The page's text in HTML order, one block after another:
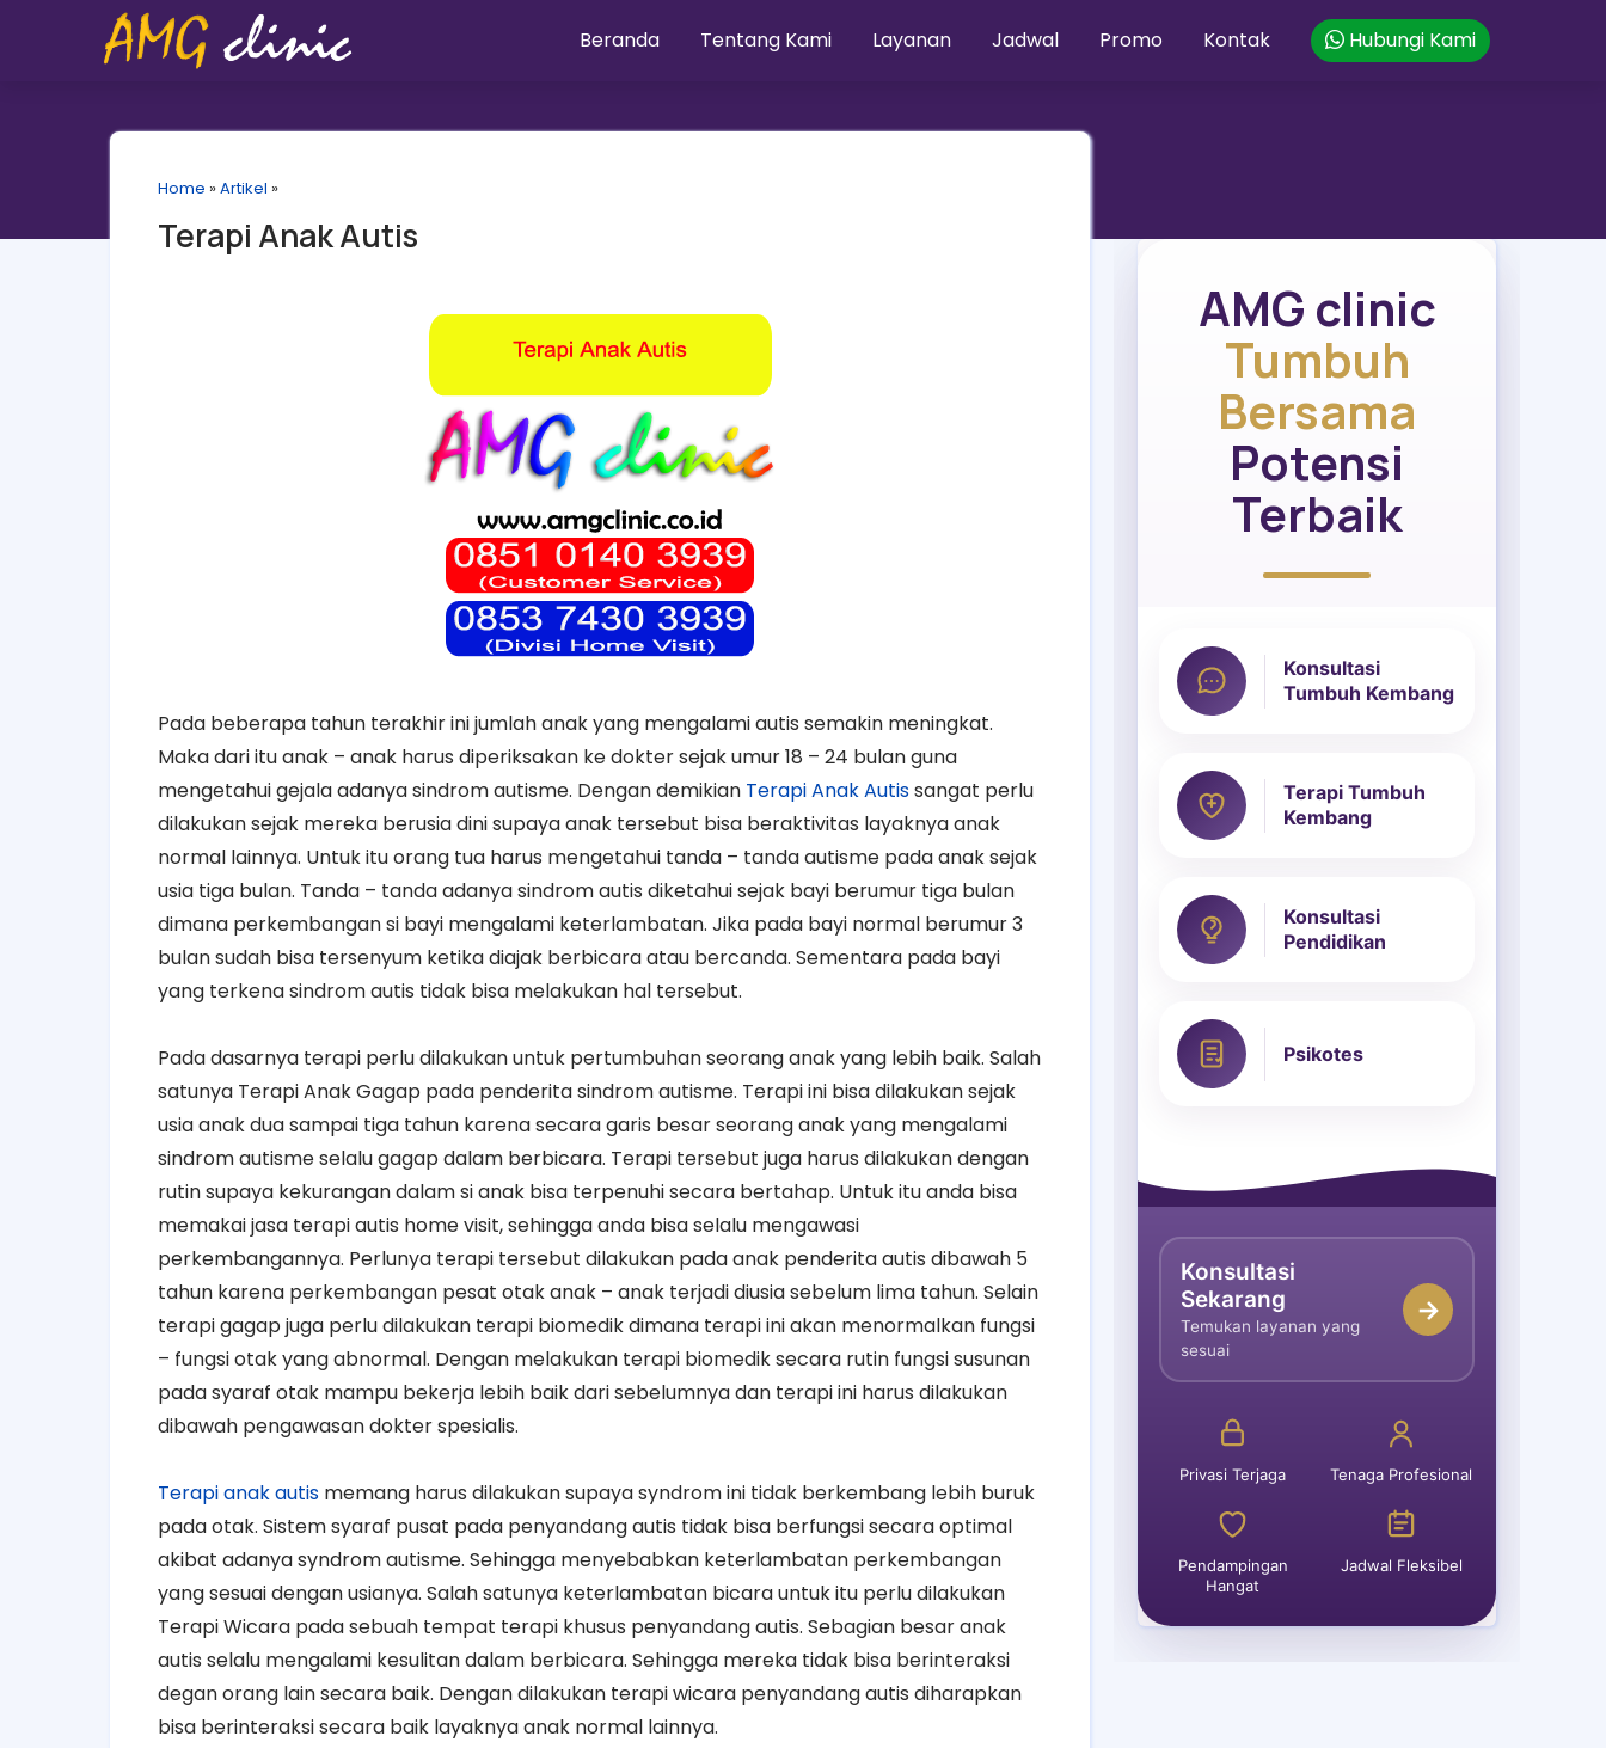
Beranda Tentang Kami Layanan Jadwal Promo Kontak Hubungi Kami
Home »Artikel »
Terapi Anak Autis
Pada beberapa tahun terakhir ini jumlah anak yang mengalami autis semakin meningkat.
Maka dari itu anak – anak harus diperiksakan ke dokter sejak umur 18 – 24 bulan guna
mengetahui gejala adanya sindrom autisme. Dengan demikian Terapi Anak Autissangat perlu
dilakukan sejak mereka berusia dini supaya anak tersebut bisa beraktivitas layaknya anak
normal lainnya. Untuk itu orang tua harus mengetahui tanda – tanda autisme pada anak sejak
usia tiga bulan. Tanda – tanda adanya sindrom autis diketahui sejak bayi berumur tiga bulan
dimana perkembangan si bayi mengalami keterlambatan. Jika pada bayi normal berumur 3
bulan sudah bisa tersenyum ketika diajak berbicara atau bercanda. Sementara pada bayi
yang terkena sindrom autis tidak bisa melakukan hal tersebut.
Pada dasarnya terapi perlu dilakukan untuk pertumbuhan seorang anak yang lebih baik. Salah
satunya Terapi Anak Gagap pada penderita sindrom autisme. Terapi ini bisa dilakukan sejak
usia anak dua sampai tiga tahun karena secara garis besar seorang anak yang mengalami
sindrom autisme selalu gagap dalam berbicara. Terapi tersebut juga harus dilakukan dengan
rutin supaya kekurangan dalam si anak bisa terpenuhi secara bertahap. Untuk itu anda bisa
memakai jasa terapi autis home visit, sehingga anda bisa selalu mengawasi
perkembangannya. Perlunya terapi tersebut dilakukan pada anak penderita autis dibawah 5
tahun karena perkembangan pesat otak anak – anak terjadi diusia sebelum lima tahun. Selain
terapi gagap juga perlu dilakukan terapi biomedik dimana terapi ini akan menormalkan fungsi
– fungsi otak yang abnormal. Dengan melakukan terapi biomedik secara rutin fungsi susunan
pada syaraf otak mampu bekerja lebih baik dari sebelumnya dan terapi ini harus dilakukan
dibawah pengawasan dokter spesialis.
Terapi anak autis memang harus dilakukan supaya syndrom ini tidak berkembang lebih buruk
pada otak. Sistem syaraf pusat pada penyandang autis tidak bisa berfungsi secara optimal
akibat adanya syndrom autisme. Sehingga menyebabkan keterlambatan perkembangan
yang sesuai dengan usianya. Salah satunya keterlambatan bicara untuk itu perlu dilakukan
Terapi Wicara pada sebuah tempat terapi khusus penyandang autis. Sebagian besar anak
autis selalu mengalami kesulitan dalam berbicara. Sehingga mereka tidak bisa berinteraksi
degan orang lain secara baik. Dengan dilakukan terapi wicara penyandang autis diharapkan
bisa berinteraksi secara baik layaknya anak normal lainnya.
AMG clinic
Tumbuh
Bersama
Potensi
Terbaik
Konsultasi
Tumbuh Kembang
Terapi Tumbuh
Kembang
Konsultasi
Pendidikan
Psikotes
Konsultasi
Sekarang
Temukan layanan yang
sesuai
→
Privasi Terjaga Tenaga Profesional
Pendampingan
Hangat
Jadwal Fleksibel